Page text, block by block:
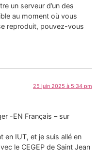
un serveur d’un des
au moment où vous
reproduit, pouvez-vous
25 juin 2025 à 5:34 pm
-EN Français – sur
en IUT, et je suis allé en
le CEGEP de Saint Jean